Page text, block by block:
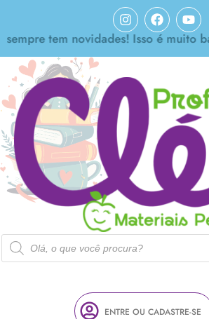
tem novidades! Isso é muito bacana!
ENTRE OU CADASTRE-SE